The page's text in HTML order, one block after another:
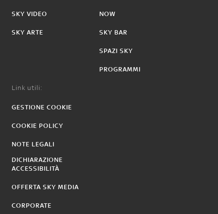
SKY VIDEO
SKY ARTE
NOW
SKY BAR
SPAZI SKY
PROGRAMMI
Link utili:
GESTIONE COOKIE
COOKIE POLICY
NOTE LEGALI
DICHIARAZIONE
ACCESSIBILITÀ
OFFERTA SKY MEDIA
CORPORATE